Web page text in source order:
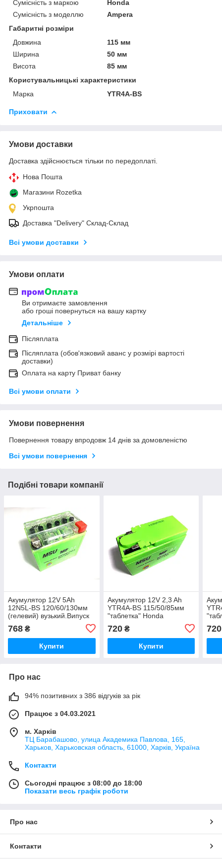
Сумісність з маркою
Honda
Сумісність з моделлю
Ampera
Габаритні розміри
Довжина
115 мм
Ширина
50 мм
Висота
85 мм
Користувальницькі характеристики
Марка
YTR4A-BS
Приховати
Умови доставки
Доставка здійснюється тільки по передоплаті.
Нова Пошта
Магазини Rozetka
Укрпошта
Доставка "Delivery" Склад-Склад
Всі умови доставки
Умови оплати
Ви отримаєте замовлення
або гроші повернуться на вашу картку
Детальніше
Післяплата
Післяплата (обов'язковий аванс у розмірі вартості
доставки)
Оплата на карту Приват банку
Всі умови оплати
Умови повернення
Повернення товару впродовж 14 днів за домовленістю
Всі умови повернення
Подібні товари компанії
Акумулятор 12V 5Аһ
12N5L-BS 120/60/130мм
(гелевий) вузький.Випуск
768 ₴
Купити
Акумулятор 12V 2,3 Ah
YTR4A-BS 115/50/85мм
"таблетка" Honda
720₴
Купити
720
Про нас
94% позитивних з 386 відгуків за рік
Працює з 04.03.2021
м. Харків
ТЦ Барабашово, улица Академика Павлова, 165,
Харьков, Харьковская область, 61000, Харків, Україна
Контакти
Сьогодні працює з 08:00 до 18:00
Показати весь графік роботи
Про нас
Контакти